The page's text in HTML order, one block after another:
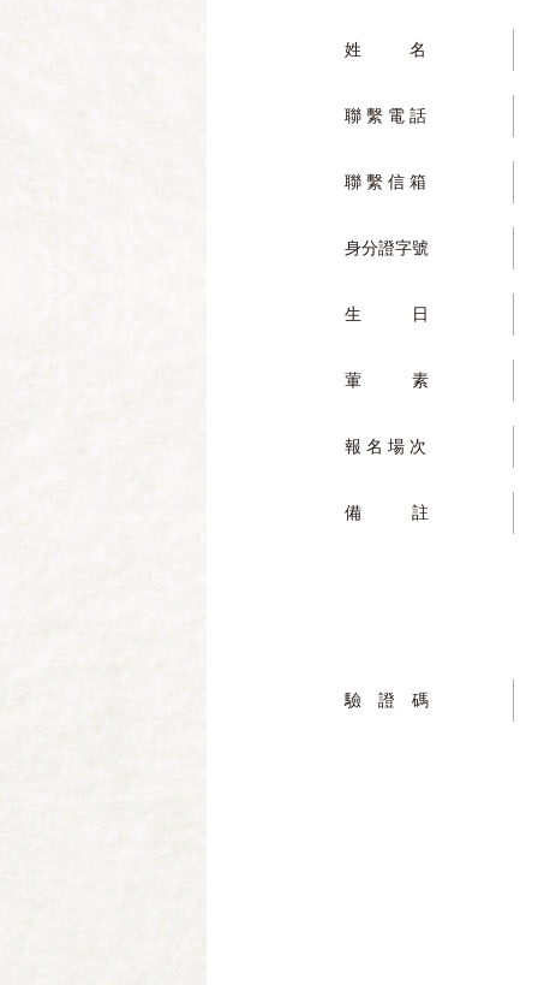
姓 名
聯 繫 電 話
聯 繫 信 箱
身分證字號
生 日
葷 素
報 名 場 次
備 註
驗 證 碼